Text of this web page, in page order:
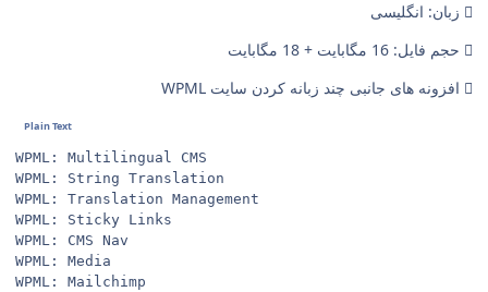
زبان: انگلیسی
حجم فایل: 16 مگابایت + 18 مگابایت
افزونه های جانبی چند زبانه کردن سایت WPML
WPML: Multilingual CMS
WPML: String Translation
WPML: Translation Management
WPML: Sticky Links
WPML: CMS Nav
WPML: Media
WPML: Mailchimp